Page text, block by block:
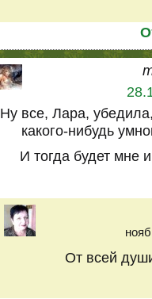
Ну все, Лара,
какого-нибудь
И тогда будет мне
От всей